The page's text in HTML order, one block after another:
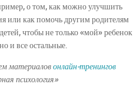
о том, как можно улучшить
или как помочь другим родителям
чтобы не только «мой» ребенок
и все остальные.
материаловонлайн-тренингов
психология»